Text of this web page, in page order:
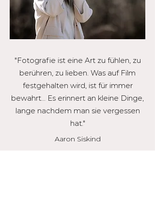
"Fotografie ist eine Art zu fühlen, zu
berühren, zu lieben. Was auf Film
festgehalten wird, ist für immer
bewahrt... Es erinnert an kleine Dinge,
lange nachdem man sie vergessen
hat."
Aaron Siskind